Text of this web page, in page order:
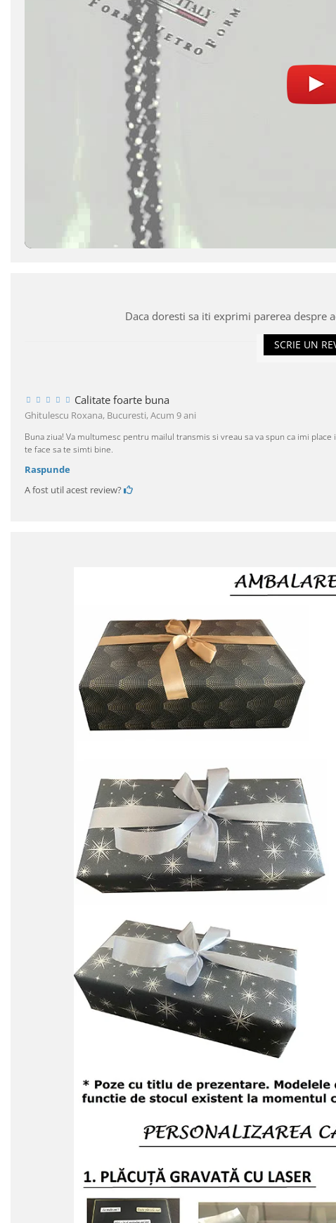
Daca doresti sa iti exprimi parerea despre
SCRIE UN
Calitate foarte buna
Ghitulescu Roxana, Bucuresti,Acum 9 ani
Buna ziua! Va multumesc pentru mailul transmis si vreau sa va spun ca imi
te face sa te simti bine.
Raspunde
A fost util acest review?